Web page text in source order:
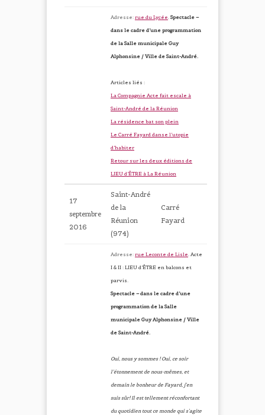
Adresse: rue du Lycée. Spectacle –
dans le cadre d’une programmation
de la Salle municipale Guy
Alphonsine / Ville de Saint-André.
Articles liés :
La Compagnie Acte fait escale à
Saint-André de la Réunion
La résidence bat son plein
Le Carré Fayard danse l’utopie
d’habiter
Retour sur les deux éditions de
LIEU d’ÊTRE à La Réunion
17
septembre
2016
Saint-André
de la
Réunion
(974)
Carré
Fayard
Adresse: rue Leconte de Lisle. Acte
I & II : LIEU d’ÊTRE en balcons et
parvis.
Spectacle – dans le cadre d’une
programmation de la Salle
municipale Guy Alphonsine / Ville
de Saint-André.
Oui, nous y sommes ! Oui, ce soir
l’étonnement de nous-mêmes, et
demain le bonheur de Fayard, j’en
suis sûr! Il est tellement réconfortant
du quotidien tout ce monde qui s’agite